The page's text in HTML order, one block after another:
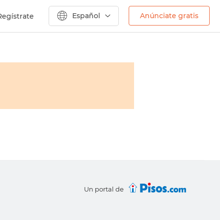
Español Anúnciate gratis
Un portal de